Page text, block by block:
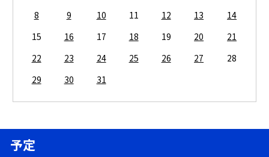
8
9 10 11 12 13
14
15
16 17 18 19 20
21
22
23 24 25 26 27
28
29
30 31
予定